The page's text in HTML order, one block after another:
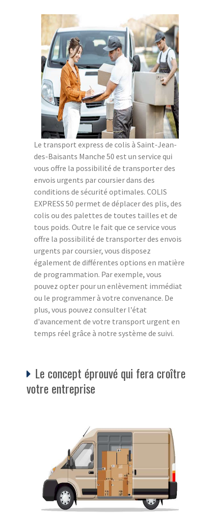
Le transport express de colis à Saint-Jean-
des-Baisants Manche 50 est un service qui
vous offre la possibilité de transporter des
envois urgents par coursier dans des
conditions de sécurité optimales. COLIS
EXPRESS 50 permet de déplacer des plis, des
colis ou des palettes de toutes tailles et de
tous poids. Outre le fait que ce service vous
offre la possibilité de transporter des envois
urgents par coursier, vous disposez
également de différentes options en matière
de programmation. Par exemple, vous
pouvez opter pour un enlèvement immédiat
ou le programmer à votre convenance. De
plus, vous pouvez consulter l'état
d'avancement de votre transport urgent en
temps réel grâce à notre système de suivi.
Le concept éprouvé qui fera croître
votre entreprise